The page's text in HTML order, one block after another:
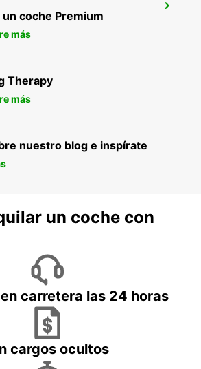
coche Premium
más
Therapy
más
nuestro blog e inspírate
un coche con
carretera las 24 horas
cargos ocultos